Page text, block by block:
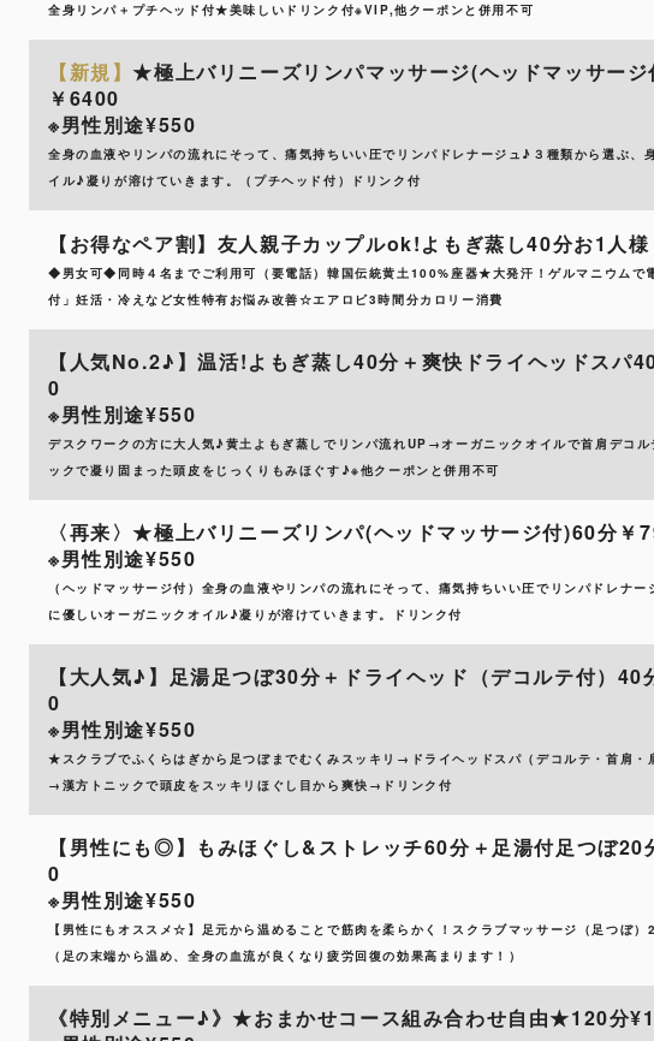
全身リンパ＋プチヘッド付★美味しいドリンク付※VIP,他クーポンと併用不可
【新規】★極上バリニーズリンパマッサージ(ヘッドマッサー
￥6400
※男性別途¥550
全身の血液やリンパの流れにそって、痛気持ちいい圧でリンパドレナージュ♪３種類から選ぶ、
イル♪凝りが溶けていきます。（プチヘッド付）ドリンク付
【お得なペア割】友人親子カップルok!よもぎ蒸し40分お1人
◆男女可◆同時４名までご利用可（要電話）韓国伝統黄土100%座器★大発汗！ゲルマニウムで
付」妊活・冷えなど女性特有お悩み改善☆エアロビ3時間分カロリー消費
【人気No.2♪】温活!よもぎ蒸し40分＋爽快ドライヘッドス
0
※男性別途¥550
デスクワークの方に大人気♪黄土よもぎ蒸しでリンパ流れUP→オーガニックオイルで首肩デコ
ックで凝り固まった頭皮をじっくりもみほぐす♪※他クーポンと併用不可
〈再来〉★極上バリニーズリンパ(ヘッドマッサージ付)60分
※男性別途¥550
（ヘッドマッサージ付）全身の血液やリンパの流れにそって、痛気持ちいい圧でリンパドレナ
に優しいオーガニックオイル♪凝りが溶けていきます。ドリンク付
【大人気♪】足湯足つぼ30分＋ドライヘッド（デコルテ付）
0
※男性別途¥550
★スクラブでふくらはぎから足つぼまでむくみスッキリ→ドライヘッドスパ（デコルテ・首肩・
→漢方トニックで頭皮をスッキリほぐし目から爽快→ドリンク付
【男性にも◎】もみほぐし&ストレッチ60分＋足湯付足つぼ
0
※男性別途¥550
【男性にもオススメ☆】足元から温めることで筋肉を柔らかく！スクラブマッサージ（足つぼ
（足の末端から温め、全身の血流が良くなり疲労回復の効果高まります！）
《特別メニュー♪》★おまかせコース組み合わせ自由★120分